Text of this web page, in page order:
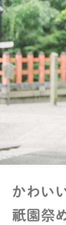
かわい
祇 園祭